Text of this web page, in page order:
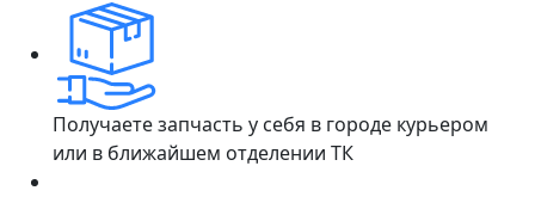
Получаете запчасть у себя в городе курьером
или в ближайшем отделении ТК